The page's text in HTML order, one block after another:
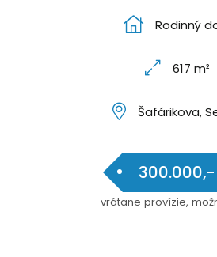
Rodinný
617 m²
Šafárikova,
vrátane provízie,